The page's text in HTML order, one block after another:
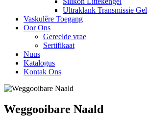
Ultraklank Transmissie Gel
Vaskulêre Toegang
Oor Ons
Gereelde vrae
Sertifikaat
Nuus
Katalogus
Kontak Ons
Weggooibare Naald